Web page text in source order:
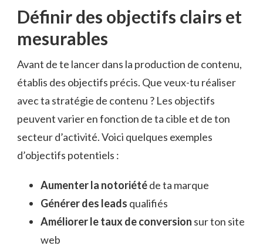
Définir des objectifs clairs et
mesurables
Avant de te lancer dans la production de contenu,
établis des objectifs précis. Que veux-tu réaliser
avec ta stratégie de contenu ? Les objectifs
peuvent varier en fonction de ta cible et de ton
secteur d’activité. Voici quelques exemples
d’objectifs potentiels :
Aumenter la notoriétéde ta marque
Générer des leads qualifiés
Améliorer le taux de conversion sur ton site
web